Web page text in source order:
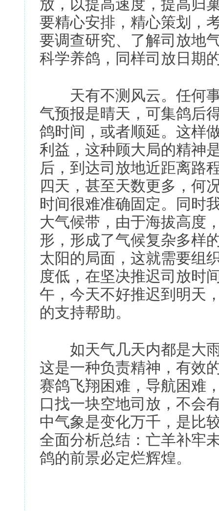
放，以提高速度，提高归
要精心安排，精心策划，
要调查研究、了解司放地
科学养鸽，同样司放日期
天有不测风云。任何事
气预报是晴天，可集鸽后
鸽时间，或者顺延。这样
利益，这种顾大局的精神
后，到达司放地近距离路
四天，甚至天数更多，何
时间很难准确固定。同时
大气候带，由于海拔高度
形，形成了气候复杂多样
太阳的局面，这就需要组
度低，在坚决推迟司放时
午，今天不好推迟到明天
的支持帮助。
如天气几天内都是大雨
这是一种负责精神，有效
赛鸽飞翔困难，导航困难
口找一块空地司放，不会
中气象是变化万千，是比
全面分析总结：亡羊补牢
鸽的前景必定烂辉煌。